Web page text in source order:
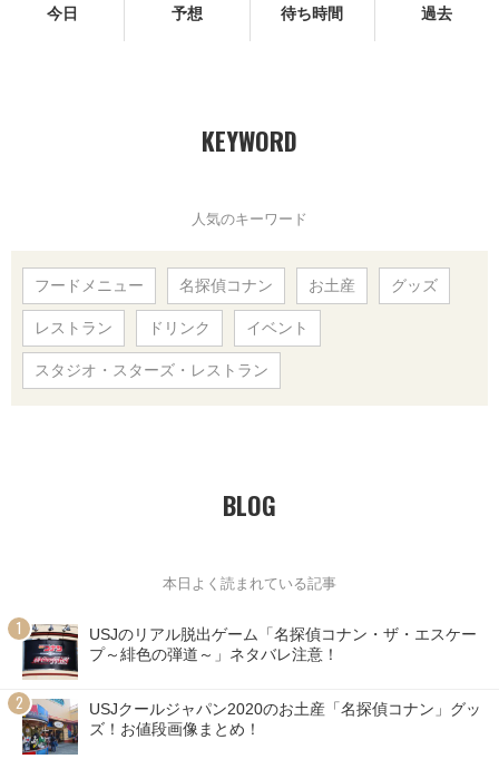
今日 予想 待ち時間 過去
KEYWORD
人気のキーワード
フードメニュー 名探偵コナン お土産 グッズ
レストラン ドリンク イベント
スタジオ・スターズ・レストラン
BLOG
本日よく読まれている記事
USJのリアル脱出ゲーム「名探偵コナン・ザ・エスケー
プ～緋色の弾道～」ネタバレ注意！
USJクールジャパン2020のお土産「名探偵コナン」グッ
ズ！お値段画像まとめ！